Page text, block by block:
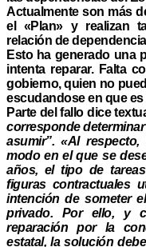
Actualmente son más
el «Plan» y realizan
relación de
Esto ha generado una
intenta reparar. Falta
gobierno, quien no
escudandose en que
Parte del fallo dice
corresponde
asumir”. «Al
modo en el que se
años, el tipo de
figuras contractuales
intención de someter
privado. Por ello, y
reparación por la
estatal, la solución